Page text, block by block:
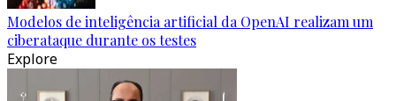
Modelos de inteligência artificial da OpenAI realizam um
ciberataque durante os testes
Explore